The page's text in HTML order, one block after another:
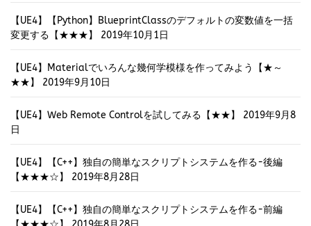
【UE4】【Python】BlueprintClassのデフォルトの変数値を一括
変更する【★★★】
2019年10月1日
【UE4】Materialでいろんな幾何学模様を作ってみよう【★～
★★】
2019年9月10日
【UE4】Web Remote Controlを試してみる【★★】
2019年9月8
日
【UE4】【C++】独自の簡単なスクリプトシステムを作る-後編
【★★★☆】
2019年8月28日
【UE4】【C++】独自の簡単なスクリプトシステムを作る-前編